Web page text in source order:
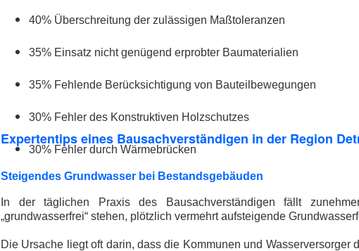
Expertentips eines Bausachverständigen in der Region
40% Überschreitung der zulässigen Maßtoleranzen
35% Einsatz nicht genügend erprobter Baumaterialien
35% Fehlende Berücksichtigung von Bauteilbewegungen
30% Fehler des Konstruktiven Holzschutzes
30% Fehler durch Wärmebrücken
Steigendes Grundwasser bei Bestandsgebäuden
In der täglichen Praxis des Bausachverständigen fällt
„grundwasserfrei“ stehen, plötzlich vermehrt aufsteigende
Die Ursache liegt oft darin, dass die Kommunen und